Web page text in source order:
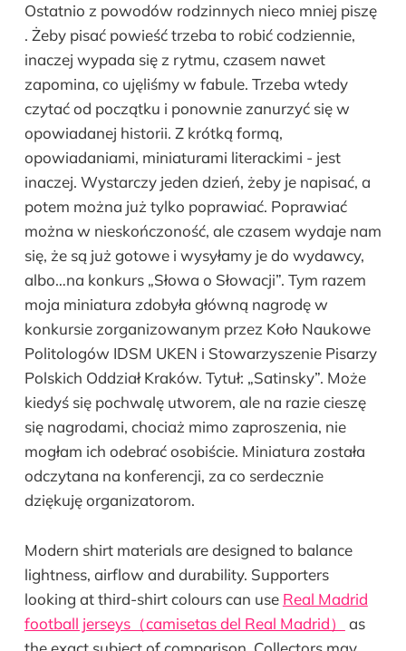
Ostatnio z powodów rodzinnych nieco mniej piszę
. Żeby pisać powieść trzeba to robić codziennie,
inaczej wypada się z rytmu, czasem nawet
zapomina, co ujęliśmy w fabule. Trzeba wtedy
czytać od początku i ponownie zanurzyć się w
opowiadanej historii. Z krótką formą,
opowiadaniami, miniaturami literackimi - jest
inaczej. Wystarczy jeden dzień, żeby je napisać, a
potem można już tylko poprawiać. Poprawiać
można w nieskończoność, ale czasem wydaje nam
się, że są już gotowe i wysyłamy je do wydawcy,
albo…na konkurs „Słowa o Słowacji”. Tym razem
moja miniatura zdobyła główną nagrodę w
konkursie zorganizowanym przez Koło Naukowe
Politologów IDSM UKEN i Stowarzyszenie Pisarzy
Polskich Oddział Kraków. Tytuł: „Satinsky”. Może
kiedyś się pochwalę utworem, ale na razie cieszę
się nagrodami, chociaż mimo zaproszenia, nie
mogłam ich odebrać osobiście. Miniatura została
odczytana na konferencji, za co serdecznie
dziękuję organizatorom.
Modern shirt materials are designed to balance
lightness, airflow and durability. Supporters
looking at third-shirt colours can use Real Madrid
football jerseys（camisetas del Real Madrid）
as